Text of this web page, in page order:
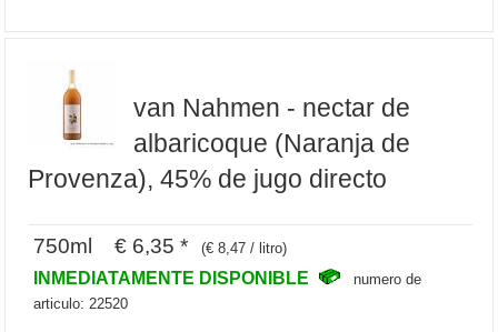
van Nahmen - nectar de
albaricoque (Naranja de
Provenza), 45% de jugo directo
750ml € 6,35 * (€ 8,47 / litro)
INMEDIATAMENTE DISPONIBLE
numero de
articulo: 22520